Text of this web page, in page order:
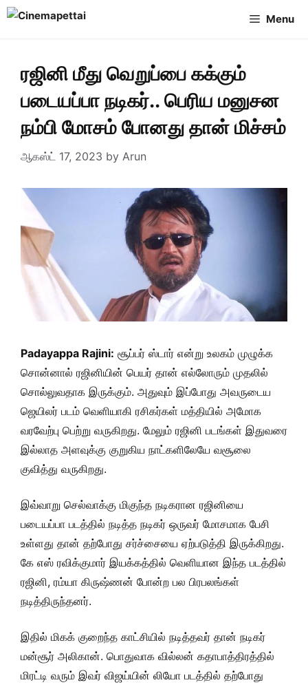
Skip
Menu
ரஜினி மீது வெறுப்பை கக்கும்
படையப்பா நடிகர்.. பெரிய மனுசன
நம்பி மோசம் போனது தான் மிச்சம்
ஆகஸ்ட் 17, 2023 by Arun
Padayappa Rajini: சூப்பர் ஸ்டார் என்று உலகம் முழுக்க
சொன்னால் ரஜினியின் பெயர் தான் எல்லோரும் முதலில்
சொல்லுவதாக இருக்கும். அதுவும் இப்போது அவருடைய
ஜெயிலர் படம் வெளியாகி ரசிகர்கள் மத்தியில் அமோக
வரவேற்பு பெற்று வருகிறது. மேலும் ரஜினி படங்கள் இதுவரை
இல்லாத அளவுக்கு குறுகிய நாட்களிலேயே வசூலை
குவித்து வருகிறது.
இவ்வாறு செல்வாக்கு மிகுந்த நடிகரான ரஜினியை
படையப்பா படத்தில் நடித்த நடிகர் ஒருவர் மோசமாக பேசி
உள்ளது தான் தற்போது சர்ச்சையை ஏற்படுத்தி இருக்கிறது.
கே எஸ் ரவிக்குமார் இயக்கத்தில் வெளியான இந்த படத்தில்
ரஜினி, ரம்யா கிருஷ்ணன் போன்ற பல பிரபலங்கள்
நடித்திருந்தனர்.
இதில் மிகக் குறைந்த காட்சியில் நடித்தவர் தான் நடிகர்
மன்சூர் அலிகான். பொதுவாக வில்லன் கதாபாத்திரத்தில்
மிரட்டி வரும் இவர் விஜய்யின் லியோ படத்தில் தற்போது